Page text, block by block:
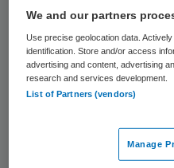
noemer ‘Samen
betrokken partijen
bijeenkomst vond
”Veel te vaak blijkt
We and our partners
Use precise geolocation data.
identification. Store and/or access
advertising and content, advertising
research and services development.
List of Partners (vendors)
Manage